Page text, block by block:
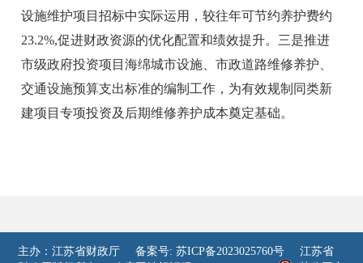
设施维护项目招标中实际运用，较往年可节约养护费约
23.2%,促进财政资源的优化配置和绩效提升。三是推进
市级政府投资项目海绵城市设施、市政道路维修养护、
交通设施预算支出标准的编制工作，为有效规制同类新
建项目专项投资及后期维修养护成本奠定基础。
主办：江苏省财政厅 备案号: 苏ICP备2023025760号
江苏省